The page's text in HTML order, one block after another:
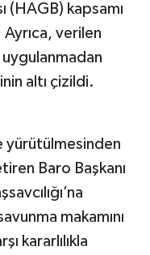
(HAGB) kapsamı
verilen
altı çizildi.
yürütülmesinden
Baro Başkanı
makamını
kararlılıkla